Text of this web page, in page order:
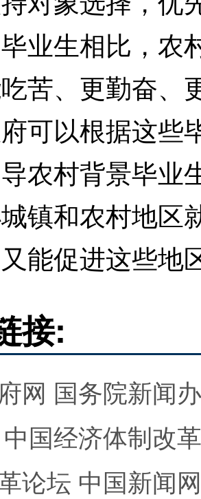
业生相比，农
苦、更勤奋、
可以根据这些
农村背景毕业
镇和农村地区
能促进这些地
接:
网 国务院新闻
中国经济体制改
论坛 中国新闻网